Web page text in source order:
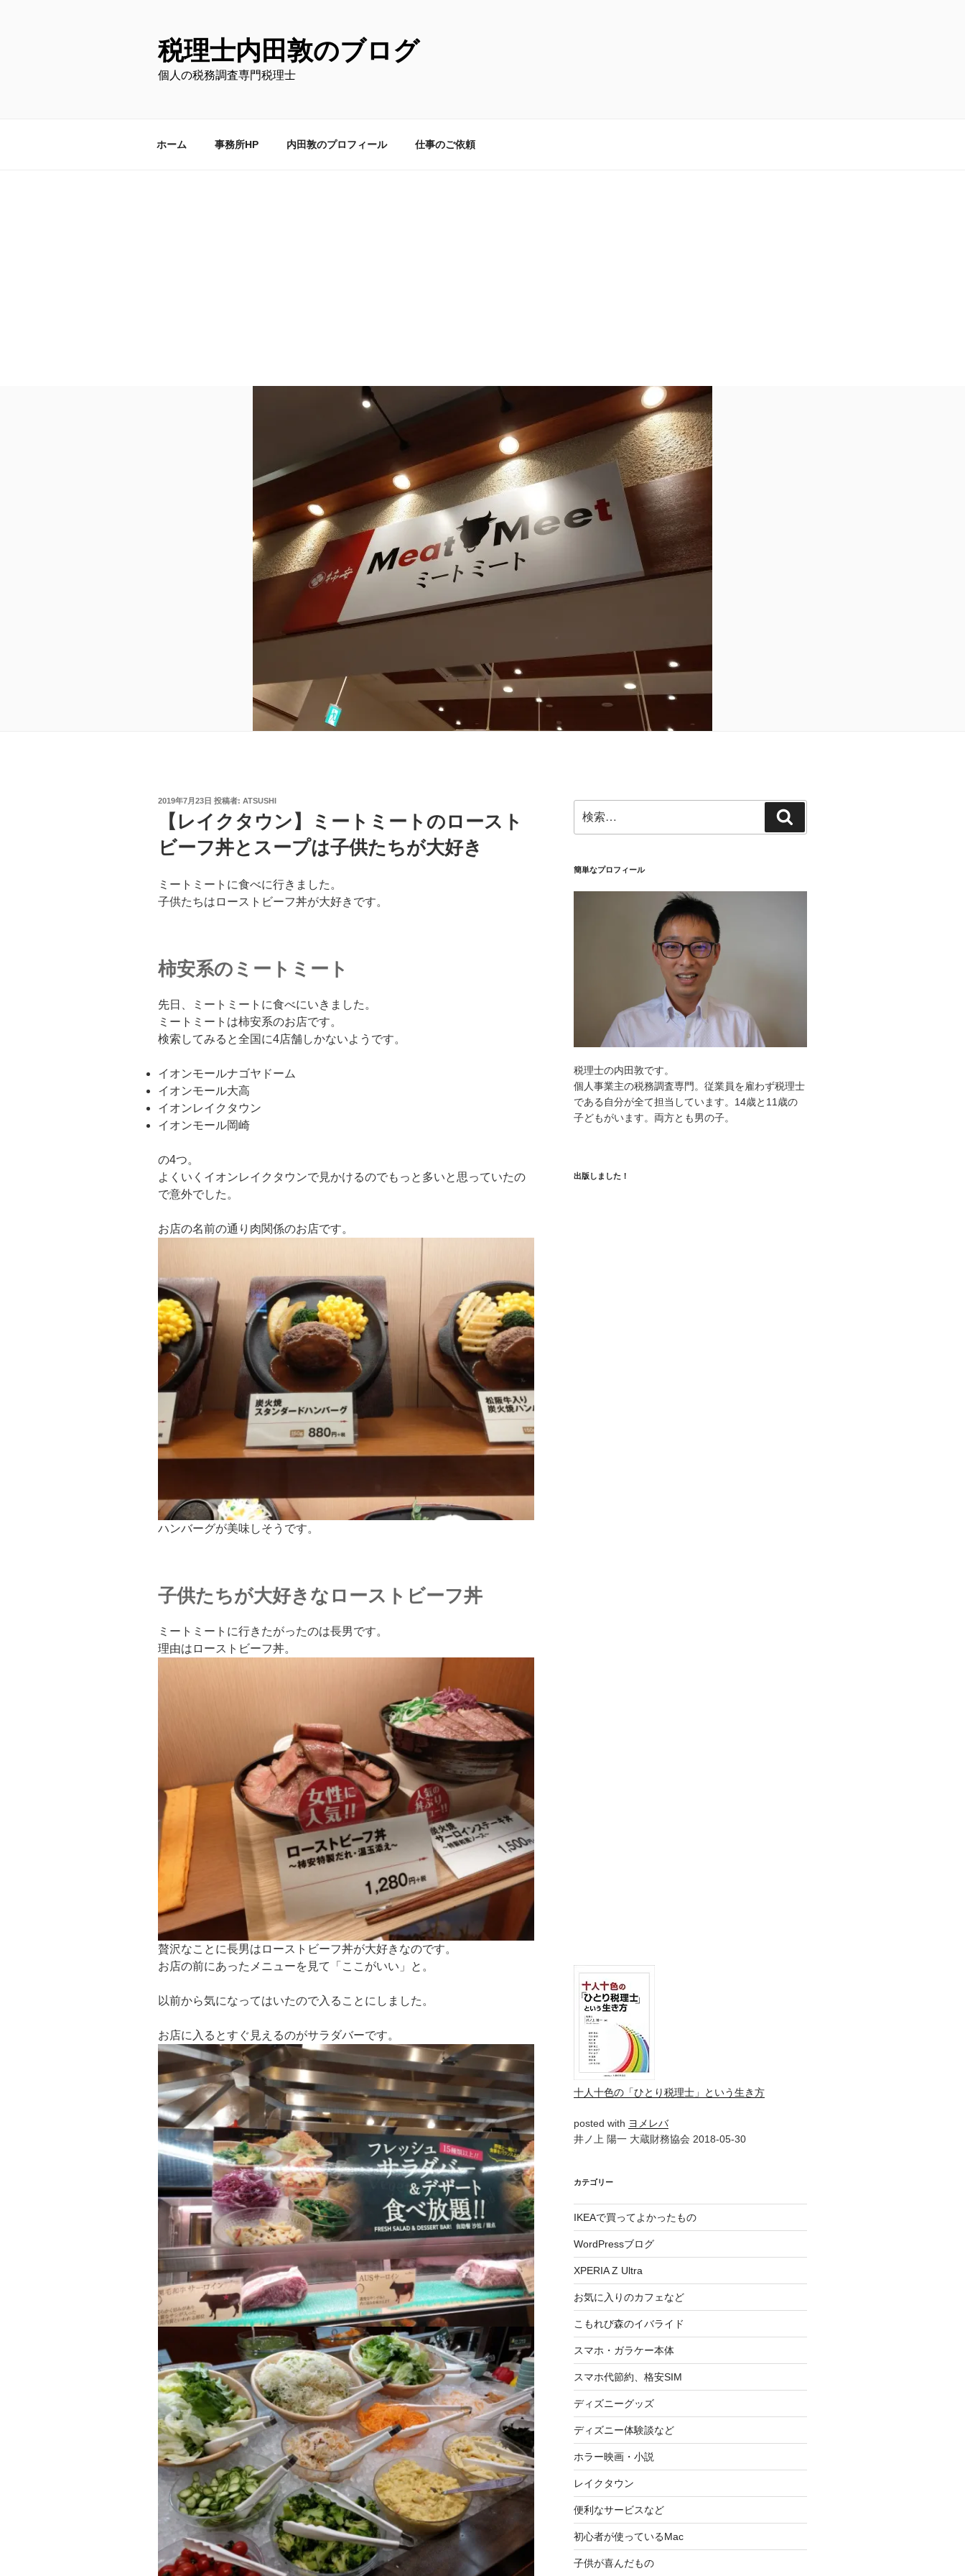
税理士内田敦のブログ
個人の税務調査専門税理士
ホーム 事務所HP 内田敦のプロフィール 仕事のご依頼
投
2019年7月23日 投稿者: ATSUSHI
【レイクタウン】ミートミートのロースト
ビーフ丼とスープは子供たちが大好き
ミートミートに食べに行きました。
子供たちはローストビーフ丼が大好きです。
柿安系のミートミート
先日、ミートミートに食べにいきました。
ミートミートは柿安系のお店です。
検索してみると全国に4店舗しかないようです。
イオンモールナゴヤドーム
イオンモール大高
イオンレイクタウン
イオンモール岡崎
の4つ。
よくいくイオンレイクタウンで見かけるのでもっと多いと思っていたの
で意外でした。
お店の名前の通り肉関係のお店です。
ハンバーグが美味しそうです。
子供たちが大好きなローストビーフ丼
ミートミートに行きたがったのは長男です。
理由はローストビーフ丼。
贅沢なことに長男はローストビーフ丼が大好きなのです。
お店の前にあったメニューを見て「ここがいい」と。
以前から気になってはいたので入ることにしました。
お店に入るとすぐ見えるのがサラダバーです。
索:
索
簡単なプロフィール
税理士の内田敦です。
個人事業主の税務調査専門。従業員を雇わず税理士
である自分が全て担当しています。14歳と11歳の
子どもがいます。両方とも男の子。
出版しました！
十人十色の「ひとり税理士」という生き方
posted with ヨメレバ
井ノ上 陽一 大蔵財務協会 2018-05-30
カテゴリー
IKEAで買ってよかったもの
WordPressブログ
XPERIA Z Ultra
お気に入りのカフェなど
こもれび森のイバライド
スマホ・ガラケー本体
スマホ代節約、格安SIM
ディズニーグッズ
ディズニー体験談など
ホラー映画・小説
レイクタウン
便利なサービスなど
初心者が使っているMac
子供が喜んだもの